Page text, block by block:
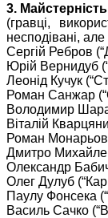
3.
(гравці,
несподівані,
Сергій Ребров
Юрій Вернидуб
Леонід Кучук
Роман Санжар
Володимир
Віталій
Роман Монарьов
Дмитро
Олександр
Олег Дулуб
Паулу Фонсека
Василь Сачко